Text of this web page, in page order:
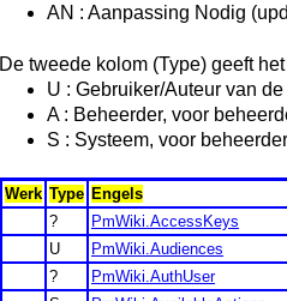
AN : Aanpassing Nodig
De tweede kolom (Type) geeft
U : Gebruiker/Auteur van
A : Beheerder, voor
S : Systeem, voor
Werk Type Engels
?
PmWiki.AccessKeys
U
PmWiki.Audiences
?
PmWiki.AuthUser